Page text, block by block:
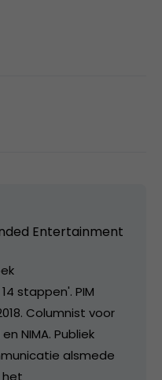
Entertainment
stappen'. PIM
Columnist voor
NIMA. Publiek
alsmede